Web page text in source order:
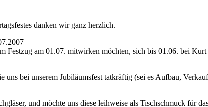
danken wir ganz herzlich.
Festzug am 01.07. mitwirken möchten, sich bis 01.06. bei
uns bei unserem Jubiläumsfest tatkräftig (sei es Aufbau,
und möchte uns diese leihweise als Tischschmuck für